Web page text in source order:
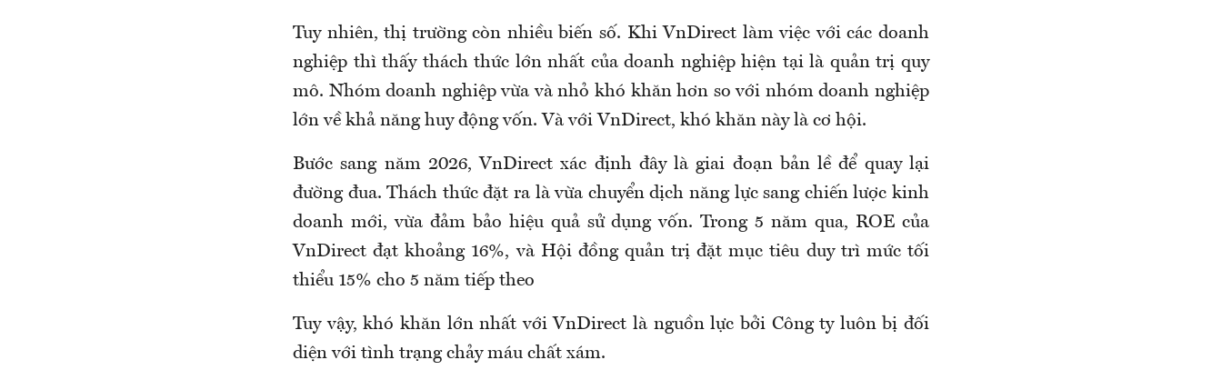
Tuy nhiên, thị trường còn nhiều biến số. Khi VnDirect làm việc với các doanh
nghiệp thì thấy thách thức lớn nhất của doanh nghiệp hiện tại là quản trị quy
mô. Nhóm doanh nghiệp vừa và nhỏ khó khăn hơn so với nhóm doanh nghiệp
lớn về khả năng huy động vốn. Và với VnDirect, khó khăn này là cơ hội.
Bước sang năm 2026, VnDirect xác định đây là giai đoạn bản lề để quay lại
đường đua. Thách thức đặt ra là vừa chuyển dịch năng lực sang chiến lược kinh
doanh mới, vừa đảm bảo hiệu quả sử dụng vốn. Trong 5 năm qua, ROE của
VnDirect đạt khoảng 16%, và Hội đồng quản trị đặt mục tiêu duy trì mức tối
thiểu 15% cho 5 năm tiếp theo
Tuy vậy, khó khăn lớn nhất với VnDirect là nguồn lực bởi Công ty luôn bị đối
diện với tình trạng chảy máu chất xám.